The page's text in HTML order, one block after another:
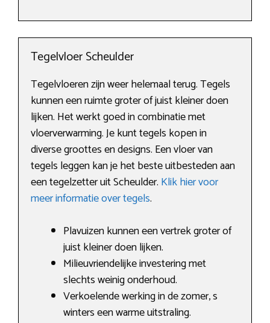
Tegelvloer Scheulder
Tegelvloeren zijn weer helemaal terug. Tegels
kunnen een ruimte groter of juist kleiner doen
lijken. Het werkt goed in combinatie met
vloerverwarming. Je kunt tegels kopen in
diverse groottes en designs. Een vloer van
tegels leggen kan je het beste uitbesteden aan
een tegelzetter uit Scheulder. Klik hier voor
meer informatie over tegels.
Plavuizen kunnen een vertrek groter of
juist kleiner doen lijken.
Milieuvriendelijke investering met
slechts weinig onderhoud.
Verkoelende werking in de zomer, s
winters een warme uitstraling.